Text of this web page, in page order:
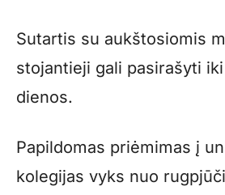
Sutartis su aukštosiomis
stojantieji gali pasirašyti
dienos.
Papildomas priėmimas į
kolegijas vyks nuo